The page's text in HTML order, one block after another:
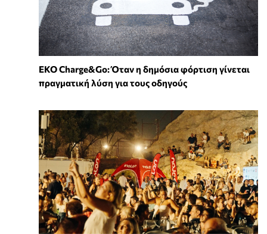
EKO Charge&Go: Όταν η δημόσια φόρτιση γίνεται
πραγματική λύση για τους οδηγούς